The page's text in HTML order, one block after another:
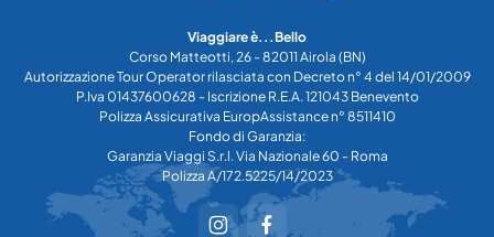
Viaggiare è...Bello
Corso Matteotti, 26 - 82011 Airola (BN)
Autorizzazione Tour Operator rilasciata con Decreto n° 4 del 14/01/2009
P.Iva 01437600628 - Iscrizione R.E.A. 121043 Benevento
Polizza Assicurativa EuropAssistance n° 8511410
Fondo di Garanzia:
Garanzia Viaggi S.r.l. Via Nazionale 60 - Roma
Polizza A/172.5225/14/2023